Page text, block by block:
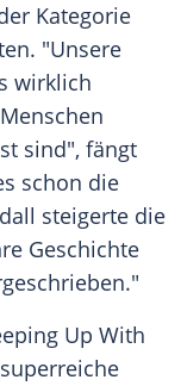
Kategorie
"Unsere
wirklich
sind", fängt
schon die
steigerte die
Geschichte
Up With